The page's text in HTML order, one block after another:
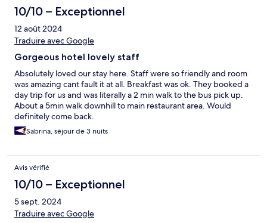
10/10 – Exceptionnel
12 août 2024
Traduire avec Google
Gorgeous hotel lovely staff
Absolutely loved our stay here. Staff were so friendly and room
was amazing cant fault it at all. Breakfast was ok. They booked a
day trip for us and was literally a 2 min walk to the bus pick up.
About a 5min walk downhill to main restaurant area. Would
definitely come back.
Sabrina, séjour de 3 nuits
Avis vérifié
10/10 – Exceptionnel
5 sept. 2024
Traduire avec Google